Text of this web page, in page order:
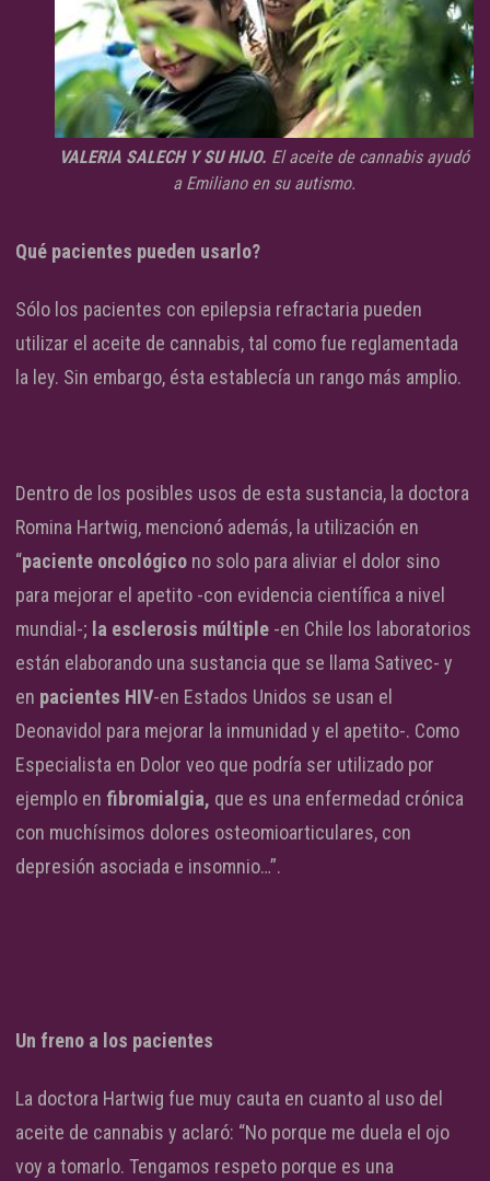
VALERIA SALECH Y SU HIJO. El aceite de cannabis ayudó
a Emiliano en su autismo.
Qué pacientes pueden usarlo?
Sólo los pacientes con epilepsia refractaria pueden
utilizar el aceite de cannabis, tal como fue reglamentada
la ley. Sin embargo, ésta establecía un rango más amplio.
Dentro de los posibles usos de esta sustancia, la doctora
Romina Hartwig, mencionó además, la utilización en
“paciente oncológico no solo para aliviar el dolor sino
para mejorar el apetito -con evidencia científica a nivel
mundial-; la esclerosis múltiple -en Chile los laboratorios
están elaborando una sustancia que se llama Sativec- y
en pacientes HIV-en Estados Unidos se usan el
Deonavidol para mejorar la inmunidad y el apetito-. Como
Especialista en Dolor veo que podría ser utilizado por
ejemplo en fibromialgia, que es una enfermedad crónica
con muchísimos dolores osteomioarticulares, con
depresión asociada e insomnio…”.
Un freno a los pacientes
La doctora Hartwig fue muy cauta en cuanto al uso del
aceite de cannabis y aclaró: “No porque me duela el ojo
voy a tomarlo. Tengamos respeto porque es una